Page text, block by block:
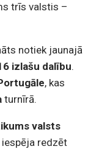
trīs valstis –
notiek jaunajā
izlašu dalību.
, kas
turnīrā.
valsts
redzēt